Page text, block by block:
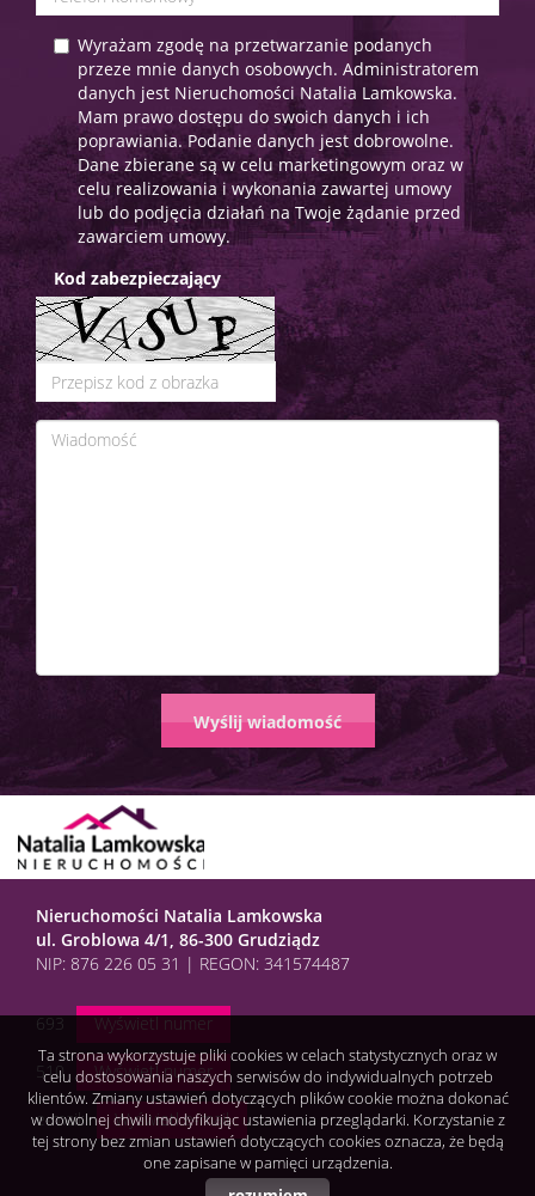
Wyrażam zgodę na przetwarzanie podanych
przeze mnie danych osobowych. Administratorem
danych jest Nieruchomości Natalia Lamkowska.
Mam prawo dostępu do swoich danych i ich
poprawiania. Podanie danych jest dobrowolne.
Dane zbierane są w celu marketingowym oraz w
celu realizowania i wykonania zawartej umowy
lub do podjęcia działań na Twoje żądanie przed
zawarciem umowy.
Kod zabezpieczający
Nieruchomości Natalia Lamkowska
ul. Groblowa 4/1, 86-300 Grudziądz
NIP: 876 226 05 31 | REGON: 341574487
693 Wyświetl numer
510 Wyświetl numer
e-mail: Wyświetl e-mail
Ta strona wykorzystuje pliki cookies w celach statystycznych oraz w
celu dostosowania naszych serwisów do indywidualnych potrzeb
klientów. Zmiany ustawień dotyczących plików cookie można dokonać
w dowolnej chwili modyfikując ustawienia przeglądarki. Korzystanie z
tej strony bez zmian ustawień dotyczących cookies oznacza, że będą
one zapisane w pamięci urządzenia.